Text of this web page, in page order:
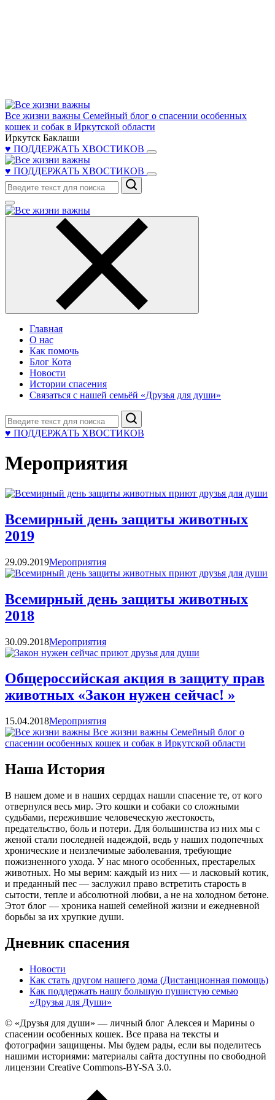
Все жизни важны Семейный блог о спасении особенных
кошек и собак в Иркутской области
Иркутск Баклаши
♥ ПОДДЕРЖАТЬ ХВОСТИКОВ
♥ ПОДДЕРЖАТЬ ХВОСТИКОВ
Поиск
Главная
О нас
Как помочь
Блог Кота
Новости
Истории спасения
Связаться с нашей семьёй «Друзья для души»
Поиск
♥ ПОДДЕРЖАТЬ ХВОСТИКОВ
Мероприятия
Всемирный день защиты животных
2019
29.09.2019Категории
Мероприятия
Всемирный день защиты животных
2018
30.09.2018Категории
Мероприятия
Общероссийская акция в защиту прав
животных «Закон нужен сейчас! »
15.04.2018Категории
Мероприятия
Все жизни важны Семейный блог о
спасении особенных кошек и собак в Иркутской области
Наша История
В нашем доме и в наших сердцах нашли спасение те, от кого
отвернулся весь мир. Это кошки и собаки со сложными
судьбами, пережившие человеческую жестокость,
предательство, боль и потери. Для большинства из них мы с
женой стали последней надеждой, ведь у наших подопечных
хронические и неизлечимые заболевания, требующие
пожизненного ухода. У нас много особенных, престарелых
животных. Но мы верим: каждый из них — и ласковый котик,
и преданный пес — заслужил право встретить старость в
сытости, тепле и абсолютной любви, а не на холодном бетоне.
Этот блог — хроника нашей семейной жизни и ежедневной
борьбы за их хрупкие души.
Дневник спасения
Новости
Как стать другом нашего дома (Дистанционная помощь)
Как поддержать нашу большую пушистую семью
«Друзья для Души»
© «Друзья для души» — личный блог Алексея и Марины о
спасении особенных кошек. Все права на тексты и
фотографии защищены. Мы будем рады, если вы поделитесь
нашими историями: материалы сайта доступны по свободной
лицензии Creative Commons-BY-SA 3.0.